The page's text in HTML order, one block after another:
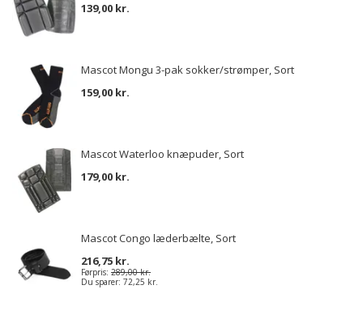
139,00 kr.
Mascot Mongu 3-pak sokker/strømper, Sort
159,00 kr.
Mascot Waterloo knæpuder, Sort
179,00 kr.
Mascot Congo læderbælte, Sort
216,75 kr.
Førpris: 289,00 kr.
Du sparer: 72,25 kr.